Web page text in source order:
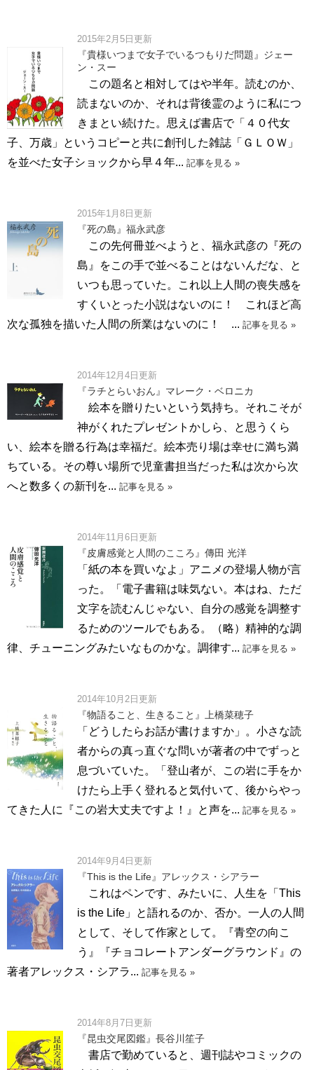
2015年2月5日更新
『貴様いつまで女子でいるつもりだ問題』ジェー
ン・スー
この題名と相対してはや半年。読むのか、
読まないのか、それは背後霊のように私につ
きまとい続けた。思えば書店で「４０代女
子、万歳」というコピーと共に創刊した雑誌「ＧＬＯＷ」
を並べた女子ショックから早４年... 記事を見る »
2015年1月8日更新
『死の島』福永武彦
この先何冊並べようと、福永武彦の『死の
島』をこの手で並べることはないんだな、と
いつも思っていた。これ以上人間の喪失感を
すくいとった小説はないのに！ これほど高
次な孤独を描いた人間の所業はないのに！ ... 記事を見る »
2014年12月4日更新
『ラチとらいおん』マレーク・ベロニカ
絵本を贈りたいという気持ち。それこそが
神がくれたプレゼントかしら、と思うくら
い、絵本を贈る行為は幸福だ。絵本売り場は幸せに満ち満
ちている。その尊い場所で児童書担当だった私は次から次
へと数多くの新刊を... 記事を見る »
2014年11月6日更新
『皮膚感覚と人間のこころ』傳田 光洋
「紙の本を買いなよ」アニメの登場人物が言
った。「電子書籍は味気ない。本はね、ただ
文字を読むんじゃない、自分の感覚を調整す
るためのツールでもある。（略）精神的な調
律、チューニングみたいなものかな。調律す... 記事を見る »
2014年10月2日更新
『物語ること、生きること』上橋菜穂子
「どうしたらお話が書けますか」。小さな読
者からの真っ直ぐな問いが著者の中でずっと
息づいていた。「登山者が、この岩に手をか
けたら上手く登れると気付いて、後からやっ
てきた人に『この岩大丈夫ですよ！』と声を... 記事を見る »
2014年9月4日更新
『This is the Life』アレックス・シアラー
これはペンです、みたいに、人生を「This
is the Life」と語れるのか、否か。一人の人間
として、そして作家として。『青空の向こ
う』『チョコレートアンダーグラウンド』の
著者アレックス・シアラ... 記事を見る »
2014年8月7日更新
『昆虫交尾図鑑』長谷川笙子
書店で勤めていると、週刊誌やコミックの